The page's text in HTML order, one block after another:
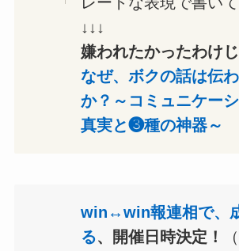
↓↓↓
嫌われたかったわけじ
なぜ、ボクの話は伝
か？～コミュニケー
真実と❸種の神器～
win↔win報連相で、
る、開催日時決定！